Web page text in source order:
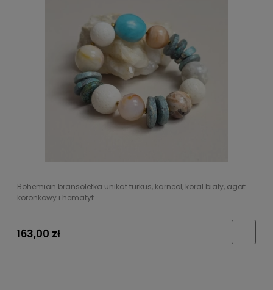
Bohemian bransoletka unikat turkus, karneol, koral biały, agat
koronkowy i hematyt
163,00 zł